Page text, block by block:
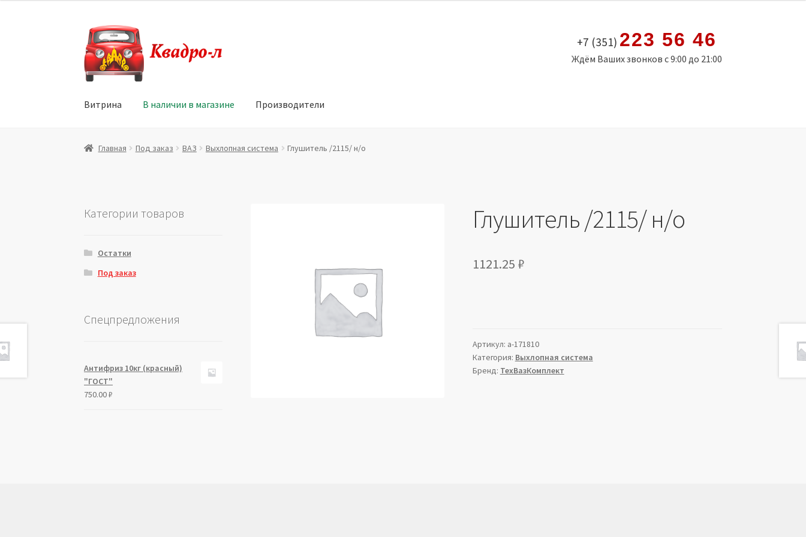
Перейти
к
навигации
Перейти
к
содержимому
+7 (351) 223 56 46
Ждём Ваших звонков с 9:00 до 21:00
Витрина В наличии в магазине Производители
Главная Витрина Мой аккаунт Политика в отношении обработки персональных данных
Главная Под заказ ВАЗ Выхлопная система Глушитель /2115/ н/о
Глушитель /2115/ н/о
1121.25 ₽
Артикул: a-171810
Категория: Выхлопная система
Бренд: ТехВазКомплект
Категории товаров
Остатки
Под заказ
Спецпредложения
Антифриз 10кг (красный)
"ГОСТ"
750.00₽